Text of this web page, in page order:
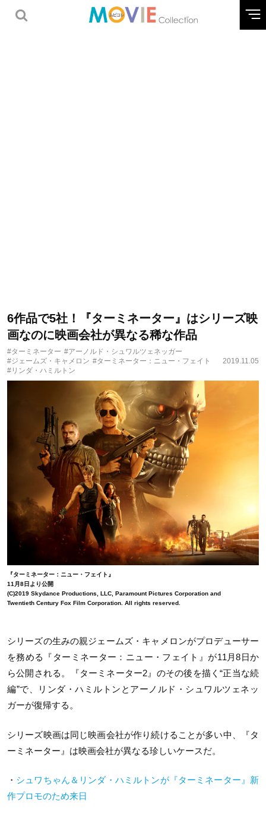
6作品で5社！『ターミネーター』はシリーズ映
画なのに映画会社が異なる稀な作品
#ターミネーター #アーノルド・シュワルツェネッガー
#ジェームズ・キャメロン #ターミネーター：ニュー・フェイト
#リンダ・ハミルトン
2019.11.05
『ターミネーター：ニュー・フェイト』
11月8日より公開
(C)2019 Skydance Productions, LLC, Paramount Pictures Corporation and
Twentieth Century Fox Film Corporation. All rights reserved.
シリーズの生みの親ジェームズ・キャメロンがプロデューサー
を務める『ターミネーター：ニュー・フェイト』が11月8日か
ら公開される。『ターミネーター2』のその後を描く“正当な続
編”で、リンダ・ハミルトンとアーノルド・シュワルツェネッ
ガーが復帰する。
シリーズ映画は同じ映画会社が作り続けることが多い中、『タ
ーミネーター』は映画会社が異なる珍しいケースだ。
・ シュワちゃん＆リンダ・ハミルトンが『ターミネーター』新
作プロモのため来日